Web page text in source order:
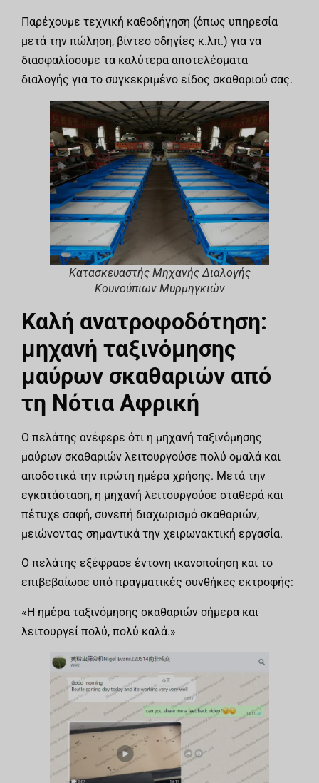
Παρέχουμε τεχνική καθοδήγηση (όπως υπηρεσία
μετά την πώληση, βίντεο οδηγίες κ.λπ.) για να
διασφαλίσουμε τα καλύτερα αποτελέσματα
διαλογής για το συγκεκριμένο είδος σκαθαριού σας.
Κατασκευαστής Μηχανής Διαλογής
Κουνούπιων Μυρμηγκιών
Καλή ανατροφοδότηση:
μηχανή ταξινόμησης
μαύρων σκαθαριών από
τη Νότια Αφρική
Ο πελάτης ανέφερε ότι η μηχανή ταξινόμησης
μαύρων σκαθαριών λειτουργούσε πολύ ομαλά και
αποδοτικά την πρώτη ημέρα χρήσης. Μετά την
εγκατάσταση, η μηχανή λειτουργούσε σταθερά και
πέτυχε σαφή, συνεπή διαχωρισμό σκαθαριών,
μειώνοντας σημαντικά την χειρωνακτική εργασία.
Ο πελάτης εξέφρασε έντονη ικανοποίηση και το
επιβεβαίωσε υπό πραγματικές συνθήκες εκτροφής:
«Η ημέρα ταξινόμησης σκαθαριών σήμερα και
λειτουργεί πολύ, πολύ καλά.»